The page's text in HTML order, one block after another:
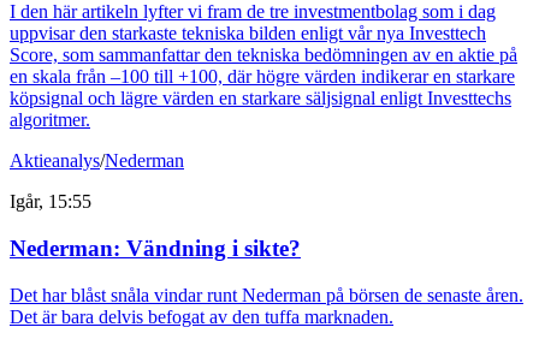
I den här artikeln lyfter vi fram de tre investmentbolag som i dag
uppvisar den starkaste tekniska bilden enligt vår nya Investtech
Score, som sammanfattar den tekniska bedömningen av en aktie på
en skala från –100 till +100, där högre värden indikerar en starkare
köpsignal och lägre värden en starkare säljsignal enligt Investtechs
algoritmer.
Aktieanalys/Nederman
Igår, 15:55
Nederman: Vändning i sikte?
Det har blåst snåla vindar runt Nederman på börsen de senaste åren.
Det är bara delvis befogat av den tuffa marknaden.